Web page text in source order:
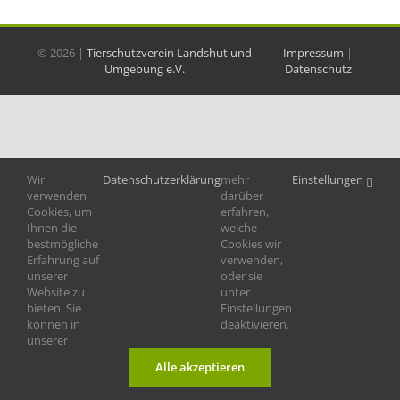
©2026 |Tierschutzverein Landshut und
Umgebung e.V.
Impressum |
Datenschutz
Wir
verwenden
Cookies, um
Ihnen die
bestmögliche
Erfahrung auf
unserer
Website zu
bieten. Sie
können in
unserer
Datenschutzerklärungmehr
darüber
erfahren,
welche
Cookies wir
verwenden,
oder sie
unter
Einstellungen
deaktivieren.
Einstellungen
Alle akzeptieren